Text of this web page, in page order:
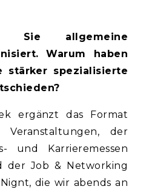
Sie allgemeine
Warum haben
stärker spezialisierte
ergänzt das Format
Veranstaltungen, der
und Karrieremessen
der Job & Networking
die wir abends an